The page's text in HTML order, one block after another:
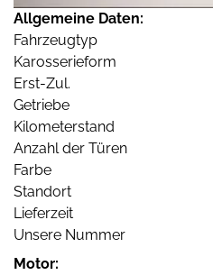
Allgemeine Daten:
Fahrzeugtyp
Karosserieform
Erst-Zul.
Getriebe
Kilometerstand
Anzahl der Türen
Farbe
Standort
Lieferzeit
Unsere Nummer
Motor: